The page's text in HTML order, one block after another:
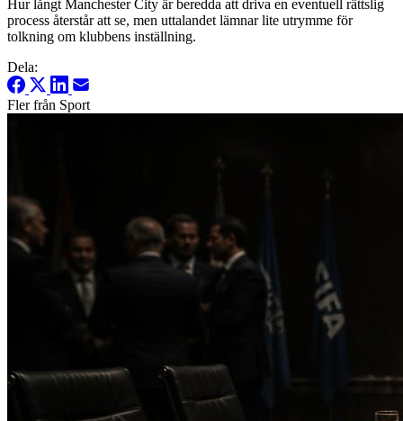
Hur långt Manchester City är beredda att driva en eventuell rättslig
process återstår att se, men uttalandet lämnar lite utrymme för
tolkning om klubbens inställning.
Dela:
Fler från Sport